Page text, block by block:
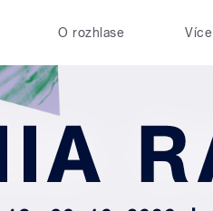
O rozhlase Více